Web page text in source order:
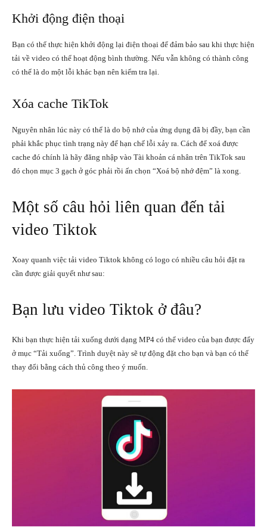
Khởi động điện thoại
Bạn có thể thực hiện khởi động lại điện thoại để đảm bảo sau khi thực hiện
tải về video có thể hoạt động bình thường. Nếu vẫn không có thành công
có thể là do một lỗi khác bạn nên kiểm tra lại.
Xóa cache TikTok
Nguyên nhân lúc này có thể là do bộ nhớ của ứng dụng đã bị đầy, bạn cần
phải khắc phục tình trạng này để hạn chế lỗi xảy ra. Cách để xoá được
cache đó chính là hãy đăng nhập vào Tài khoản cá nhân trên TikTok sau
đó chọn mục 3 gạch ở góc phải rồi ấn chọn “Xoá bộ nhớ đệm” là xong.
Một số câu hỏi liên quan đến tải
video Tiktok
Xoay quanh việc tải video Tiktok không có logo có nhiều câu hỏi đặt ra
cần được giải quyết như sau:
Bạn lưu video Tiktok ở đâu?
Khi bạn thực hiện tải xuống dưới dạng MP4 có thể video của bạn được đẩy
ở mục “Tải xuống”. Trình duyệt này sẽ tự động đặt cho bạn và bạn có thể
thay đổi bằng cách thủ công theo ý muốn.